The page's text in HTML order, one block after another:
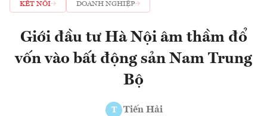
KẾT NỐI DOANH NGHIỆP
Giới đầu tư Hà Nội âm thầm đổ
vốn vào bất động sản Nam Trung
Bộ
T Tiến Hải